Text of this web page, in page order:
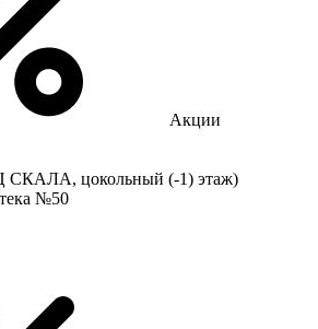
Акции
СКАЛА, цокольный (-1) этаж)
№50